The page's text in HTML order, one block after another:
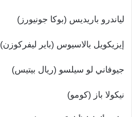
لياندرو باريديس (بوكا جونيورز)
إيزيكويل بالاسيوس (باير ليفركوزن)
جيوفاني لو سيلسو (ريال بيتيس)
نيكولا باز (كومو)